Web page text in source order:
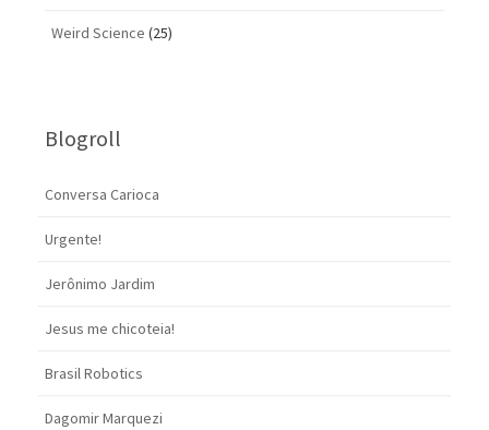
Weird Science (25)
Blogroll
Conversa Carioca
Urgente!
Jerônimo Jardim
Jesus me chicoteia!
Brasil Robotics
Dagomir Marquezi